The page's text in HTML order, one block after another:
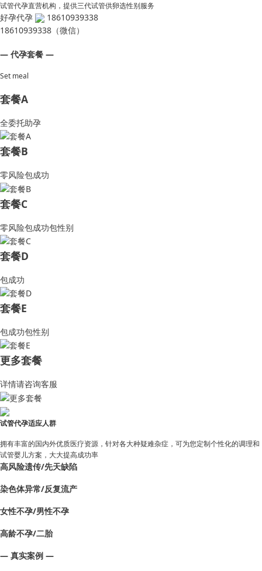
试管代孕直营机构，提供三代试管供卵选性别服务
好孕代孕
18610939338
18610939338（微信）
— 代孕套餐 —
Set meal
套餐A
全委托助孕
套餐B
零风险包成功
套餐C
零风险包成功包性别
套餐D
包成功
套餐E
包成功包性别
更多套餐
详情请咨询客服
试管代孕适应人群
拥有丰富的国内外优质医疗资源，针对各大种疑难杂症，可为您定制个性化的调理和
试管婴儿方案，大大提高成功率
高风险遗传/先天缺陷
染色体异常/反复流产
女性不孕/男性不孕
高龄不孕/二胎
— 真实案例 —